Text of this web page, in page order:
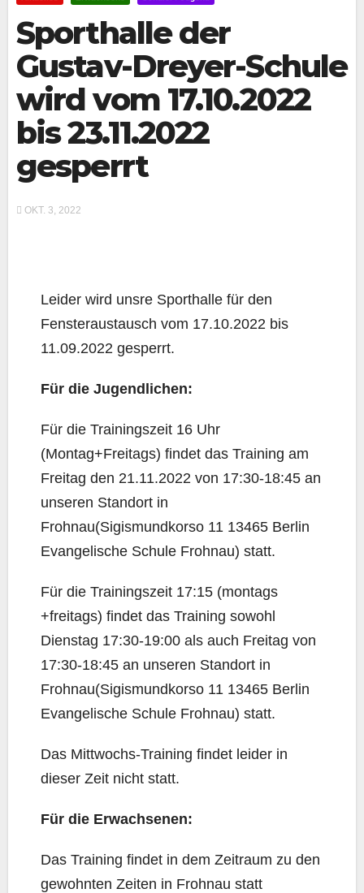
Sporthalle der
Gustav-Dreyer-Schule
wird vom 17.10.2022
bis 23.11.2022
gesperrt
OKT. 3, 2022
Leider wird unsre Sporthalle für den
Fensteraustausch vom 17.10.2022 bis
11.09.2022 gesperrt.
Für die Jugendlichen:
Für die Trainingszeit 16 Uhr
(Montag+Freitags) findet das Training am
Freitag den 21.11.2022 von 17:30-18:45 an
unseren Standort in
Frohnau(Sigismundkorso 11 13465 Berlin
Evangelische Schule Frohnau) statt.
Für die Trainingszeit 17:15 (montags
+freitags) findet das Training sowohl
Dienstag 17:30-19:00 als auch Freitag von
17:30-18:45 an unseren Standort in
Frohnau(Sigismundkorso 11 13465 Berlin
Evangelische Schule Frohnau) statt.
Das Mittwochs-Training findet leider in
dieser Zeit nicht statt.
Für die Erwachsenen:
Das Training findet in dem Zeitraum zu den
gewohnten Zeiten in Frohnau statt